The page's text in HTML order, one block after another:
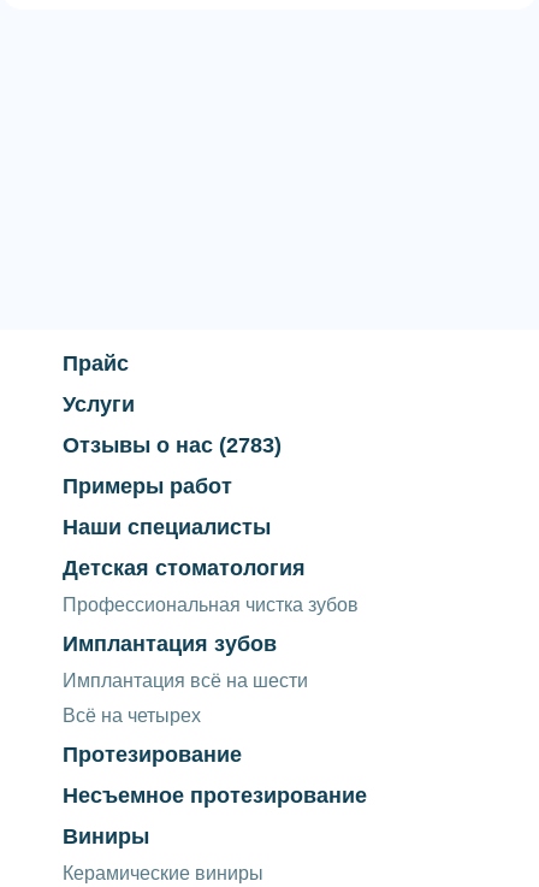
Прайс
Услуги
Отзывы о нас (2783)
Примеры работ
Наши специалисты
Детская стоматология
Профессиональная чистка зубов
Имплантация зубов
Имплантация всё на шести
Всё на четырех
Протезирование
Несъемное протезирование
Виниры
Керамические виниры